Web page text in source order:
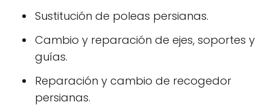
Sustitución de poleas persianas.
Cambio y reparación de ejes, soportes y
guías.
Reparación y cambio de recogedor
persianas.